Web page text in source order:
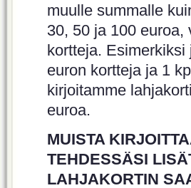
muulle summalle
30, 50 ja 100 euroa,
kortteja.
euron kortteja ja 1
kirjoitamme
euroa.
MUISTA
TEHDESSÄSI
LAHJAKORTIN